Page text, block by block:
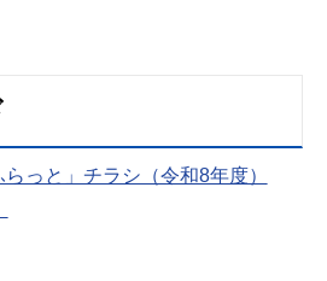
っと」チラシ（令和8年度）